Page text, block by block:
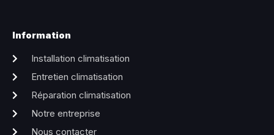
Information
Installation climatisation
Entretien climatisation
Réparation climatisation
Notre entreprise
Nous contacter